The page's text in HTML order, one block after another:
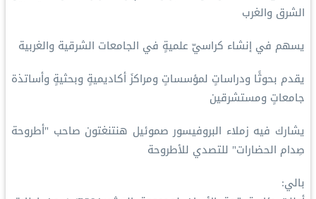
الشرق والغرب
يسهم في إنشاء كراسيّ علميةٍ في الجامعات الشرقية والغربية
يقدم بحوثًا ودراساتٍ لمؤسساتٍ ومراكزَ أكاديميةٍ وبحثيةٍ وأساتذة
جامعاتٍ ومستشرقين
يشارك فيه زملاء البروفيسور صموئيل هنتنغتون صاحب "أطروحة
صِدام الحضارات" للتصدي للأطروحة
بالي: